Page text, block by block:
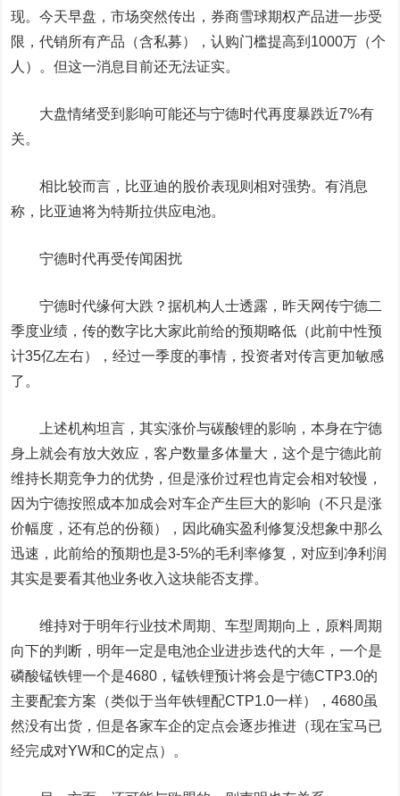
现。今天早盘，市场突然传出，券商雪球期权产品进一步受
限，代销所有产品（含私募），认购门槛提高到1000万（个
人）。但这一消息目前还无法证实。
大盘情绪受到影响可能还与宁德时代再度暴跌近7%有
关。
相比较而言， 比亚迪的股价表现则相对强势。有消息
称，比亚迪将为特斯拉供应电池。
宁德时代再受传闻困扰
宁德时代缘何大跌？据机构人士透露，昨天网传宁德二
季度业绩，传的数字比大家此前给的预期略低（此前中性预
计35亿左右），经过一季度的事情，投资者对传言更加敏感
了。
上述机构坦言，其实涨价与碳酸锂的影响，本身在宁德
身上就会有放大效应，客户数量多体量大，这个是宁德此前
维持长期竞争力的优势，但是涨价过程也肯定会相对较慢，
因为宁德按照成本加成会对车企产生巨大的影响（不只是涨
价幅度，还有总的份额），因此确实盈利修复没想象中那么
迅速，此前给的预期也是3-5%的毛利率修复，对应到净利润
其实是要看其他业务收入这块能否支撑。
维持对于明年行业技术周期、车型周期向上，原料周期
向下的判断，明年一定是电池企业进步迭代的大年，一个是
磷酸锰铁锂一个是4680，锰铁锂预计将会是宁德CTP3.0的
主要配套方案（类似于当年铁锂配CTP1.0一样），4680虽
然没有出货，但是各家车企的定点会逐步推进（现在宝马已
经完成对YW和C的定点）。